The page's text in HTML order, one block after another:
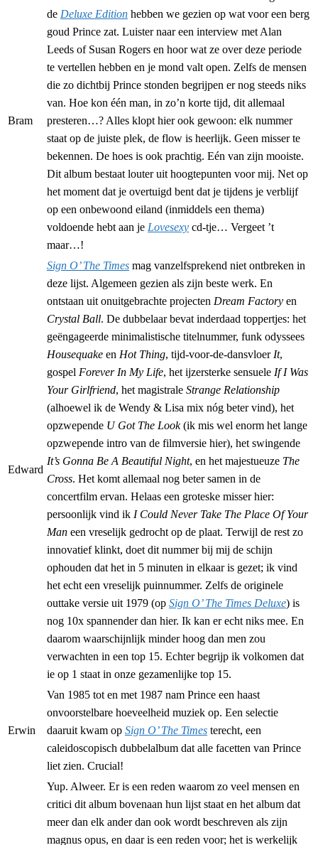
Bram
de Deluxe Edition hebben we gezien op wat voor een berg
goud Prince zat. Luister naar een interview met Alan
Leeds of Susan Rogers en hoor wat ze over deze periode
te vertellen hebben en je mond valt open. Zelfs de mensen
die zo dichtbij Prince stonden begrijpen er nog steeds niks
van. Hoe kon één man, in zo’n korte tijd, dit allemaal
presteren…? Alles klopt hier ook gewoon: elk nummer
staat op de juiste plek, de flow is heerlijk. Geen misser te
bekennen. De hoes is ook prachtig. Eén van zijn mooiste.
Dit album bestaat louter uit hoogtepunten voor mij. Net op
het moment dat je overtuigd bent dat je tijdens je verblijf
op een onbewoond eiland (inmiddels een thema)
voldoende hebt aan je Lovesexy cd-tje… Vergeet ’t
maar…!
Edward
Sign O’ The Times mag vanzelfsprekend niet ontbreken in
deze lijst. Algemeen gezien als zijn beste werk. En
ontstaan uit onuitgebrachte projecten Dream Factory en
Crystal Ball. De dubbelaar bevat inderdaad toppertjes: het
geëngageerde minimalistische titelnummer, funk odyssees
Housequake en Hot Thing, tijd-voor-de-dansvloer It,
gospel Forever In My Life, het ijzersterke sensuele If I Was
Your Girlfriend, het magistrale Strange Relationship
(alhoewel ik de Wendy & Lisa mix nóg beter vind), het
opzwepende U Got The Look(ik mis wel enorm het lange
opzwepende intro van de filmversie hier), het swingende
It’s Gonna Be A Beautiful Night, en het majestueuze The
Cross. Het komt allemaal nog beter samen in de
concertfilm ervan. Helaas een groteske misser hier:
persoonlijk vind ik I Could Never Take The Place Of Your
Man een vreselijk gedrocht op de plaat. Terwijl de rest zo
innovatief klinkt, doet dit nummer bij mij de schijn
ophouden dat het in 5 minuten in elkaar is gezet; ik vind
het echt een vreselijk puinnummer. Zelfs de originele
outtake versie uit 1979 (op Sign O’ The Times Deluxe) is
nog 10x spannender dan hier. Ik kan er echt niks mee. En
daarom waarschijnlijk minder hoog dan men zou
verwachten in een top 15. Echter begrijp ik volkomen dat
ie op 1 staat in onze gezamenlijke top 15.
Erwin
Van 1985 tot en met 1987 nam Prince een haast
onvoorstelbare hoeveelheid muziek op. Een selectie
daaruit kwam op Sign O’ The Times terecht, een
caleidoscopisch dubbelalbum dat alle facetten van Prince
liet zien. Crucial!
Yup. Alweer. Er is een reden waarom zo veel mensen en
critici dit album bovenaan hun lijst staat en het album dat
meer dan elk ander dan ook wordt beschreven als zijn
magnus opus, en daar is een reden voor; het is werkelijk